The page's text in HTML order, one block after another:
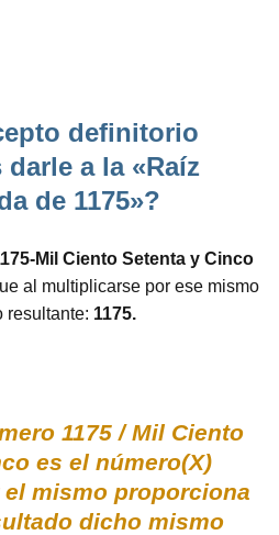
definitorio
a la «Raíz
de 1175»?
Mil Ciento Setenta y Cinco
al multiplicarse por ese mismo
resultante: 1175.
1175 / Mil Ciento
es el número(X)
mismo proporciona
dicho mismo